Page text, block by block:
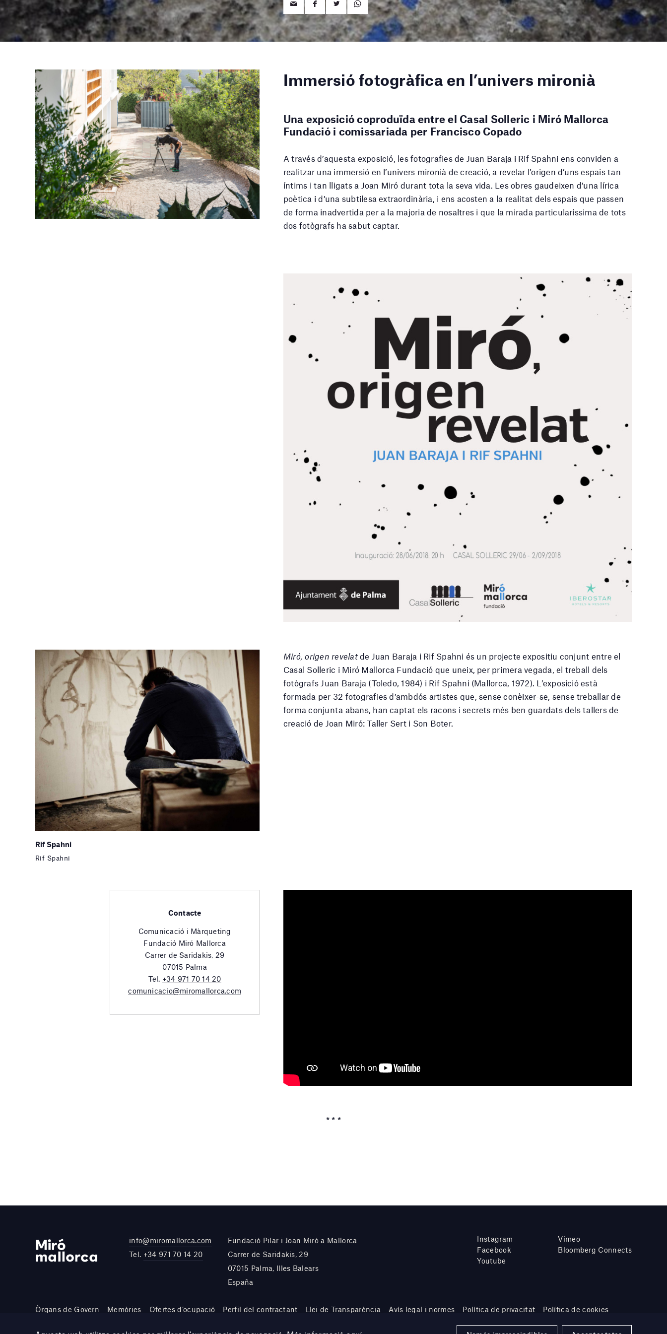
Immersió fotogràfica en l’univers mironià
Una exposició coproduïda entre el Casal Solleric i Miró Mallorca
Fundació i comissariada per Francisco Copado
A través d’aquesta exposició, les fotografies de Juan Baraja i Rif Spahni ens conviden a
realitzar una immersió en l’univers mironià de creació, a revelar l’origen d’uns espais tan
íntims i tan lligats a Joan Miró durant tota la seva vida. Les obres gaudeixen d’una lírica
poètica i d’una subtilesa extraordinària, i ens acosten a la realitat dels espais que passen
de forma inadvertida per a la majoria de nosaltres i que la mirada particularíssima de tots
dos fotògrafs ha sabut captar.
Rif Spahni
Rif Spahni
Miró, origen revelatde Juan Baraja i Rif Spahni és un projecte expositiu conjunt entre el
Casal Solleric i Miró Mallorca Fundació que uneix, per primera vegada, el treball dels
fotògrafs Juan Baraja (Toledo, 1984) i Rif Spahni (Mallorca, 1972). L’exposició està
formada per 32 fotografies d’ambdós artistes que, sense conèixer-se, sense treballar de
forma conjunta abans, han captat els racons i secrets més ben guardats dels tallers de
creació de Joan Miró: Taller Sert i Son Boter.
Contacte
Comunicació i Màrqueting
Fundació Miró Mallorca
Carrer de Saridakis, 29
07015 Palma
Tel. +34 971 70 14 20
comunicacio@miromallorca.com
* * *
info@miromallorca.com
Tel. +34 971 70 14 20
Fundació Pilar i Joan Miró a Mallorca
Carrer de Saridakis, 29
07015 Palma, Illes Balears
España
Instagram
Facebook
Youtube
Vimeo
Bloomberg Connects
Òrgans de Govern Memòries Ofertes d’ocupació Perfil del contractant Llei de Transparència Avís legal i normes Política de privacitat Política de cookies
Site by DOMO—A